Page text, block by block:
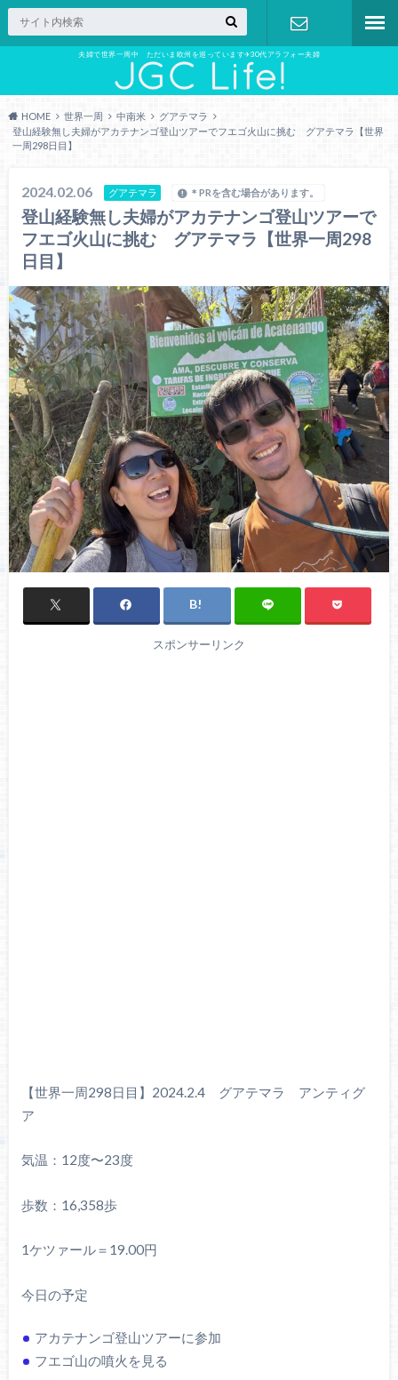
夫婦で世界一周中 ただいま欧州を巡っています✈︎30代アラフォー夫婦
お問い合わ
HOME 世界一周 中南米
グアテマラ
登山経験無し夫婦がアカテナンゴ登山ツアーでフエゴ火山に挑む グアテマラ【世界
一周298日目】
2024.02.06 グアテマラ ＊PRを含む場合があります。
登山経験無し夫婦がアカテナンゴ登山ツアーで
フエゴ火山に挑む グアテマラ【世界一周298
日目】
スポンサーリンク
【世界一周298日目】2024.2.4 グアテマラ アンティグ
ア
気温：12度〜23度
歩数：16,358歩
1ケツァール＝19.00円
今日の予定
アカテナンゴ登山ツアーに参加
フエゴ山の噴火を見る